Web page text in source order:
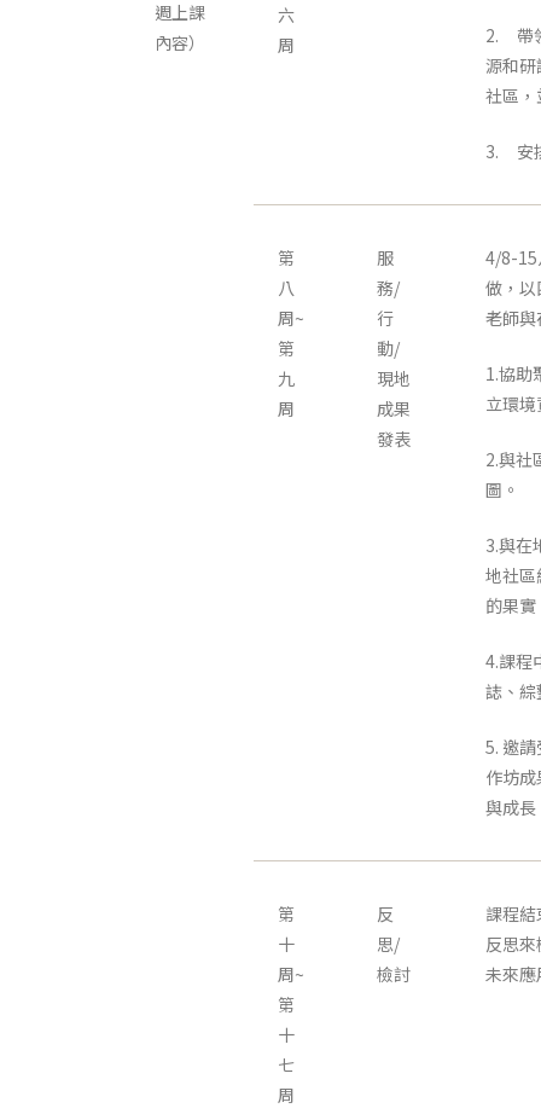
週上課
內容）
六
周
2. 帶
源和
社區
3. 安
第
八
周~
第
九
周
服
務/
行
動/
現地
成果
發表
4/8-15
做，
老師
1.協助
立環
2.與社
圖。
3.與在
地社
的果實
4.課程
誌、
5. 邀
作坊
與成長
第
十
周~
第
十
七
周
反
思/
檢討
課程
反思
未來